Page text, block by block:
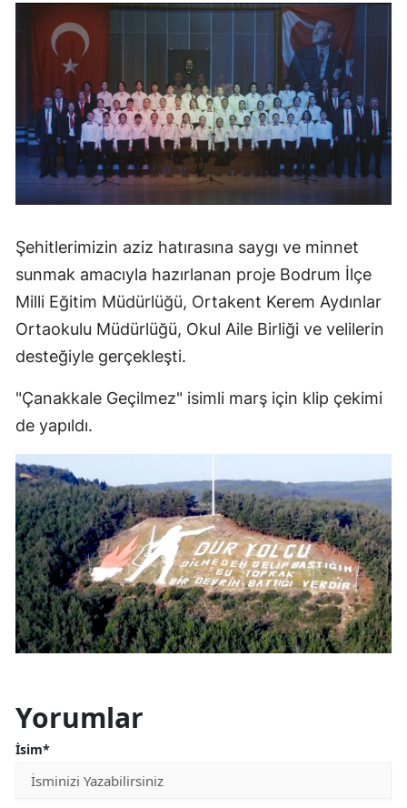
Şehitlerimizin aziz hatırasına saygı ve minnet
sunmak amacıyla hazırlanan proje Bodrum İlçe
Milli Eğitim Müdürlüğü, Ortakent Kerem Aydınlar
Ortaokulu Müdürlüğü, Okul Aile Birliği ve velilerin
desteğiyle gerçekleşti.
"Çanakkale Geçilmez" isimli marş için klip çekimi
de yapıldı.
Yorumlar
İsim*